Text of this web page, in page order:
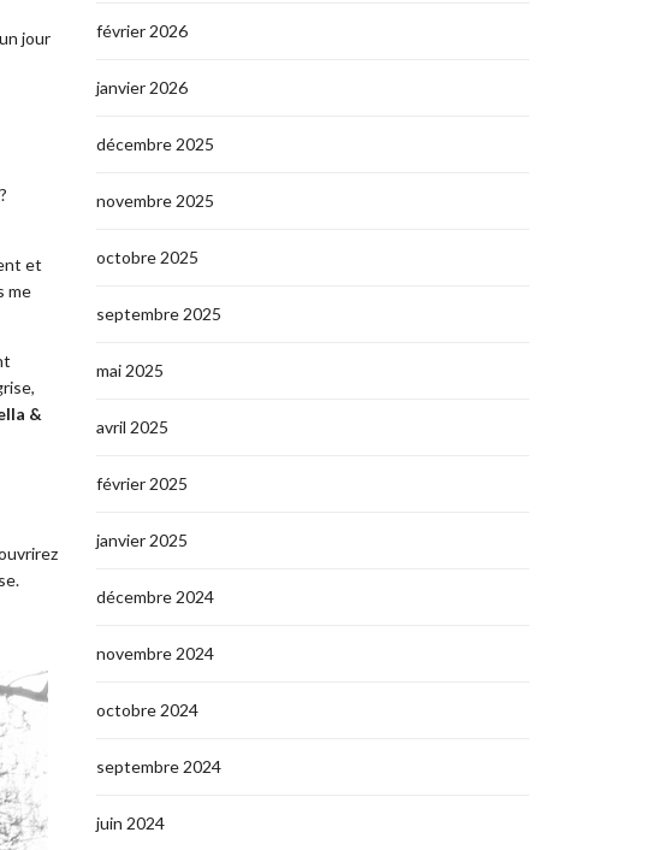
jour
et
me
&
février 2026
janvier 2026
décembre 2025
novembre 2025
octobre 2025
septembre 2025
mai 2025
avril 2025
février 2025
janvier 2025
décembre 2024
novembre 2024
octobre 2024
septembre 2024
juin 2024